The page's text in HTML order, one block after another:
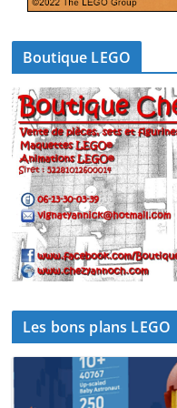
Boutique LEGO
Les bons plans LEGO